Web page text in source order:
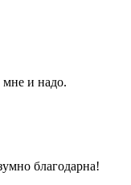
мне и надо.
благодарна!